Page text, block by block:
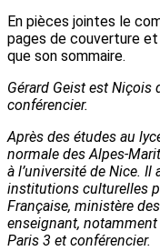
En pièces jointes le
pages de couverture
que son sommaire.
Gérard Geist est Niçois
conférencier.
Après des études au
normale des Alpes-
à l’université de Nice.
institutions culturelles
Française, ministère
enseignant, notamment
Paris 3 et conférencier.